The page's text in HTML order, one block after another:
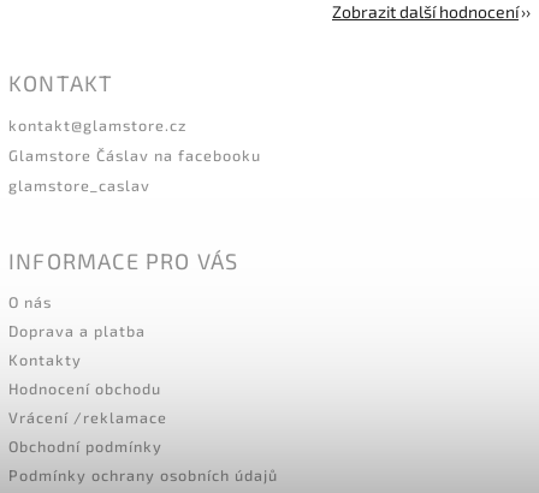
Zobrazit další hodnocení
KONTAKT
kontakt@glamstore.cz
Glamstore Čáslav na facebooku
glamstore_caslav
INFORMACE PRO VÁS
O nás
Doprava a platba
Kontakty
Hodnocení obchodu
Vrácení /reklamace
Obchodní podmínky
Podmínky ochrany osobních údajů